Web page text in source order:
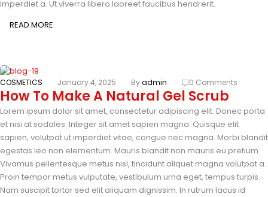
imperdiet a. Ut viverra libero laoreet faucibus hendrerit.
READ MORE
COSMETICS January 4, 2025 Byadmin 0 Comments
How To Make A Natural Gel Scrub
Lorem ipsum dolor sit amet, consectetur adipiscing elit. Donec porta
et nisi at sodales. Integer sit amet sapien magna. Quisque elit
sapien, volutpat ut imperdiet vitae, congue nec magna. Morbi blandit
egestas leo non elementum. Mauris blandit non mauris eu pretium.
Vivamus pellentesque metus nisl, tincidunt aliquet magna volutpat a.
Proin tempor metus vulputate, vestibulum urna eget, tempus turpis.
Nam suscipit tortor sed elit aliquam dignissim. In rutrum lacus id